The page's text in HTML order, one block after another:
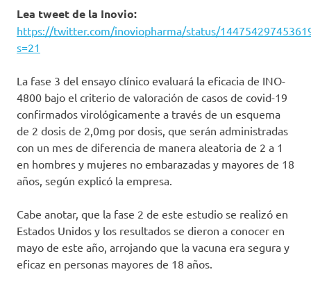
Lea tweet de la Inovio:
https://twitter.com/inoviopharma/status/
s=21
La fase 3 del ensayo clínico evaluará la eficacia de INO-
4800 bajo el criterio de valoración de casos de covid-19
confirmados virológicamente a través de un esquema
de 2 dosis de 2,0mg por dosis, que serán administradas
con un mes de diferencia de manera aleatoria de 2 a 1
en hombres y mujeres no embarazadas y mayores de 18
años, según explicó la empresa.
Cabe anotar, que la fase 2 de este estudio se realizó en
Estados Unidos y los resultados se dieron a conocer en
mayo de este año, arrojando que la vacuna era segura y
eficaz en personas mayores de 18 años.